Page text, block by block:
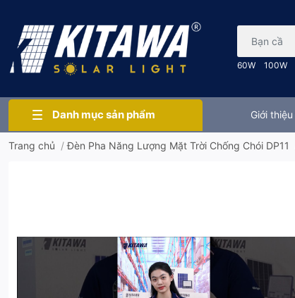
60W 100W
Danh mục sản phẩm Giới thiệu
Trang chủ /Đèn Pha Năng Lượng Mặt Trời Chống Chói DP11